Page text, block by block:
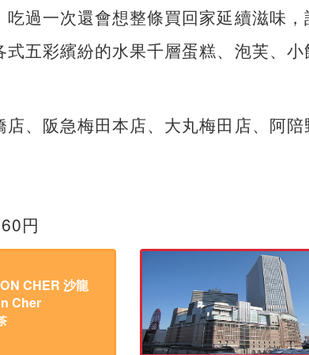
過一次還會想整條買回家延續滋味，
五彩繽紛的水果千層蛋糕、泡芙、小
、阪急梅田本店、大丸梅田店、阿陪
円
CHER 沙龍
Cher